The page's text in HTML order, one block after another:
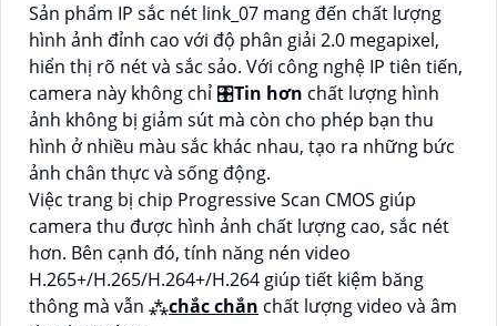
Sản phẩm IP sắc nét link_07 mang đến chất lượng
hình ảnh đỉnh cao với độ phân giải 2.0 megapixel,
hiển thị rõ nét và sắc sảo. Với công nghệ IP tiên tiến,
camera này không chỉ 🎛Tin hơn chất lượng hình
ảnh không bị giảm sút mà còn cho phép bạn thu
hình ở nhiều màu sắc khác nhau, tạo ra những bức
ảnh chân thực và sống động.
Việc trang bị chip Progressive Scan CMOS giúp
camera thu được hình ảnh chất lượng cao, sắc nét
hơn. Bên cạnh đó, tính năng nén video
H.265+/H.265/H.264+/H.264 giúp tiết kiệm băng
thông mà vẫn ⁂chắc chắn chất lượng video và âm